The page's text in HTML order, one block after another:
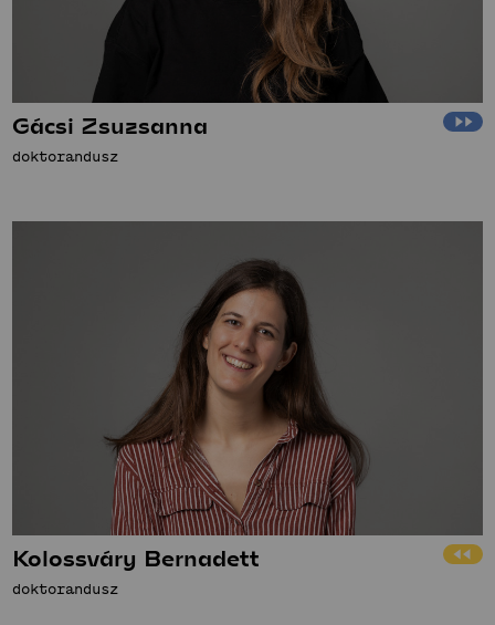
Gácsi Zsuzsanna
doktorandusz
Kolossváry Bernadett
doktorandusz